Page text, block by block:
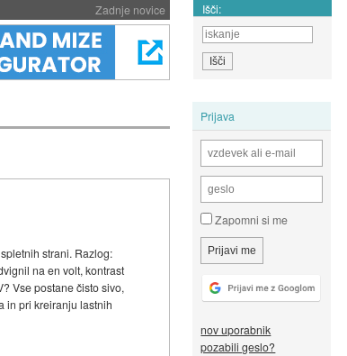
Zadnje novice Išči:
Prijava
Zapomni si me
nov uporabnik
pozabili geslo?
strani. Razlog:
na en volt, kontrast
Vse postane čisto sivo,
in pri kreiranju lastnih